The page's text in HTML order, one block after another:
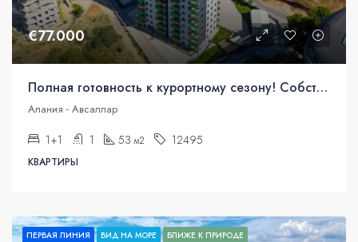
€77.000
Полная готовность к курортному сезону! Собственная квартира на Средиземном море.
Алания - Авсаллар
1+1 1 53 м2 12495
КВАРТИРЫ
ПЕРВАЯ ЛИНИЯ ВИД НА МОРЕ БЛИЖЕ К ПРИРОДЕ